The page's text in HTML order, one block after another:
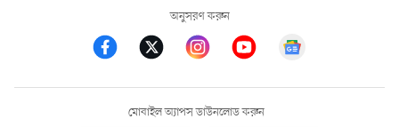
অনুসরণ করুন
মোবাইল অ্যাপস ডাউনলোড করুন